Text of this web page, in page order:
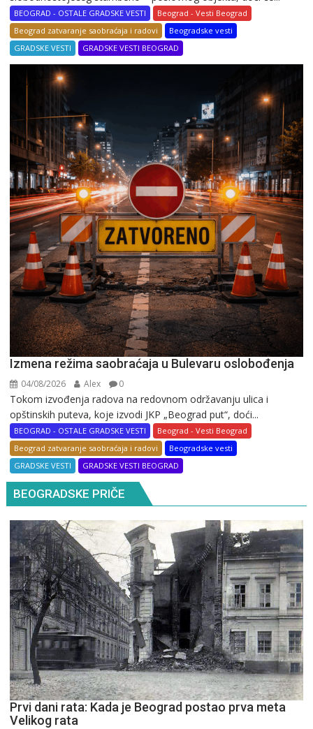
BEOGRAD - OSTALE GRADSKE VESTI
Beograd - Vesti Beograd
Beograd zatvaranje saobraćaja i radovi
Beogradske vesti
GRADSKE VESTI
GRADSKE VESTI BEOGRAD
Izmena režima saobraćaja u Bulevaru oslobođenja
04/08/2026 Alex 0
Tokom izvođenja radova na redovnom održavanju ulica i
opštinskih puteva, koje izvodi JKP „Beograd put“, doći...
BEOGRAD - OSTALE GRADSKE VESTI
Beograd - Vesti Beograd
Beograd zatvaranje saobraćaja i radovi
Beogradske vesti
GRADSKE VESTI
GRADSKE VESTI BEOGRAD
BEOGRADSKE PRIČE
Prvi dani rata: Kada je Beograd postao prva meta
Velikog rata